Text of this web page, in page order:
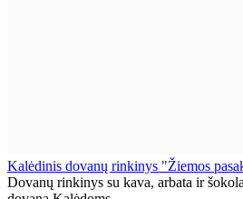
Kalėdinis dovanų rinkinys "Žiemos
Dovanų rinkinys su kava, arbata ir